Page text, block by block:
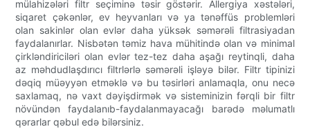
mülahizələri filtr seçiminə təsir göstərir. Allergiya xəstələri,
siqaret çəkənlər, ev heyvanları və ya tənəffüs problemləri
olan sakinlər olan evlər daha yüksək səmərəli filtrasiyadan
faydalanırlar. Nisbətən təmiz hava mühitində olan və minimal
çirkləndiriciləri olan evlər tez-tez daha aşağı reytinqli, daha
az məhdudlaşdırıcı filtrlərlə səmərəli işləyə bilər. Filtr tipinizi
dəqiq müəyyən etməklə və bu təsirləri anlamaqla, onu necə
saxlamaq, nə vaxt dəyişdirmək və sisteminizin fərqli bir filtr
növündən faydalanıb-faydalanmayacağı barədə məlumatlı
qərarlar qəbul edə bilərsiniz.